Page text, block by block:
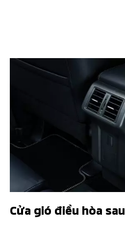
Cửa gió điều hòa sau